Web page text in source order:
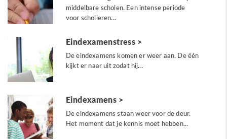
middelbare scholen. Een intense periode
voor scholieren...
Eindexamenstress
De eindexamens komen er weer aan. De één
kijkt er naar uit zodat hij...
Eindexamens
De eindexamens staan weer voor de deur.
Het moment dat je kennis moet hebben...